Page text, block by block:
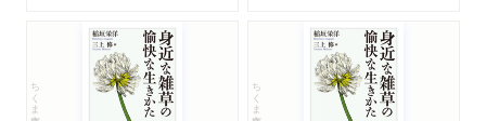
ちくま文庫 ちくま文庫